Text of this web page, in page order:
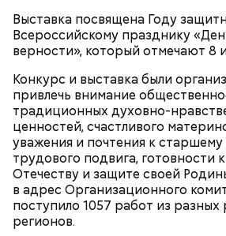
Выставка посвящена Году
Всероссийскому празднику
верности», который отмечают 8
Конкурс и выставка были
привлечь внимание
традиционных духовно-
ценностей, счастливого
уважения и почтения к
трудового подвига, готовности
Отечеству и защите своей
в адрес Организационного
поступило 1057 работ из разных
регионов.
— В дыне содержится много
представлен фруктозой. С
хорошо, потому что дает
помнить, что сладкими дынями
увлекаться, так же как и
сахарным диабетом и лишним
подчеркнула доктор.